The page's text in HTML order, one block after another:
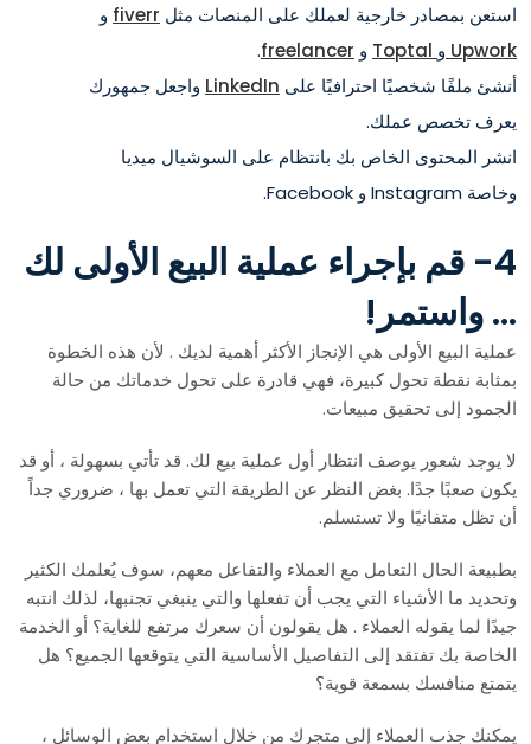
استعن بمصادر خارجية لعملك على المنصات مثل fiverr و
Upwork و و freelancer
.
أنشئ ملفًا شخصيًا احترافيًا على LinkedIn واجعل جمهورك
يعرف تخصص عملك.
انشر المحتوى الخاص بك بانتظام على السوشيال ميديا
وخاصة Instagram و Facebook.
4- قم بإجراء عملية البيع الأولى لك
… واستمر!
عملية البيع الأولى هي الإنجاز الأكثر أهمية لديك . لأن هذه الخطوة
بمثابة نقطة تحول كبيرة، فهي قادرة على تحول خدماتك من حالة
الجمود إلى تحقيق مبيعات.
لا يوجد شعور يوصف انتظار أول عملية بيع لك. قد تأتي بسهولة ، أو قد
يكون صعبًا جدًا. بغض النظر عن الطريقة التي تعمل بها ، ضروري جداً
أن تظل متفانيًا ولا تستسلم.
بطبيعة الحال التعامل مع العملاء والتفاعل معهم، سوف يُعلمك الكثير
وتحديد ما الأشياء التي يجب أن تفعلها والتي ينبغي تجنبها، لذلك انتبه
جيدًا لما يقوله العملاء . هل يقولون أن سعرك مرتفع للغاية؟ أو الخدمة
الخاصة بك تفتقد إلى التفاصيل الأساسية التي يتوقعها الجميع؟ هل
يتمتع منافسك بسمعة قوية؟
يمكنك جذب العملاء إلى متجرك من خلال استخدام بعض الوسائل ،